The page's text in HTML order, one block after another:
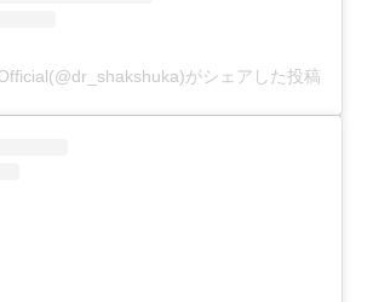
がシェアした投稿